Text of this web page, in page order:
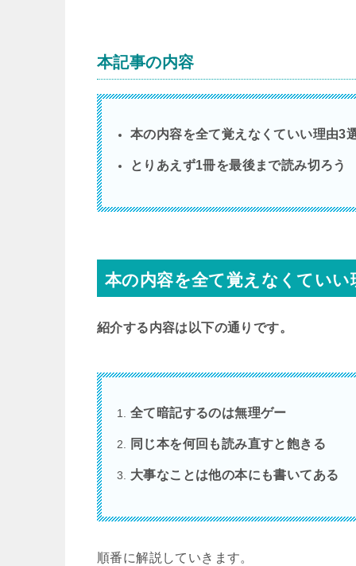
本記事の内容
本の内容を全て覚えなくていい理由3
とりあえず1冊を最後まで読み切ろう
本の内容を全て覚えなくていい
紹介する内容は以下の通りです。
全て暗記するのは無理ゲー
同じ本を何回も読み直すと飽きる
大事なことは他の本にも書いてある
順番に解説していきます。